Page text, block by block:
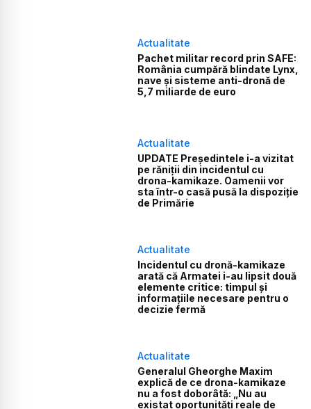
Actualitate
Pachet militar record prin SAFE:
România cumpără blindate Lynx,
nave și sisteme anti-dronă de
5,7 miliarde de euro
Actualitate
UPDATE Președintele i-a vizitat
pe răniții din incidentul cu
drona-kamikaze. Oamenii vor
sta într-o casă pusă la dispoziție
de Primărie
Actualitate
Incidentul cu dronă-kamikaze
arată că Armatei i-au lipsit două
elemente critice: timpul și
informațiile necesare pentru o
decizie fermă
Actualitate
Generalul Gheorghe Maxim
explică de ce drona-kamikaze
nu a fost doborâtă: „Nu au
existat oportunități reale de